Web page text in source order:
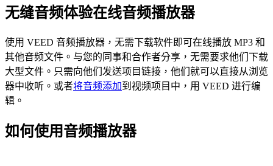
无缝音频体验在线音频播放器
使用 VEED 音频播放器，无需下载软件即可在线播放 MP3 和
其他音频文件。与您的同事和合作者分享，无需要求他们下载
大型文件。只需向他们发送项目链接，他们就可以直接从浏览
器中收听。或者将音频添加到视频项目中，用 VEED 进行编
辑。
如何使用音频播放器